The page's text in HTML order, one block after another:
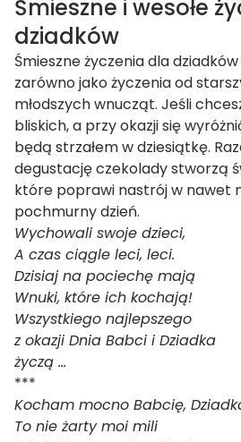
Śmieszne i wesołe
dziadków
Śmieszne życzenia dla
zarówno jako życzenia od
młodszych wnucząt. Jeśli
bliskich, a przy okazji się
będą strzałem w dziesiątkę.
degustację czekolady stworzą
które poprawi nastrój w nawet
pochmurny dzień.
Wychowali swoje dzieci,
A czas ciągle leci, leci.
Dzisiaj na pociechę mają
Wnuki, które ich kochają!
Wszystkiego najlepszego
z okazji Dnia Babci i Dziadka
życzą …
***
Kocham mocno Babcię,
To nie żarty moi mili